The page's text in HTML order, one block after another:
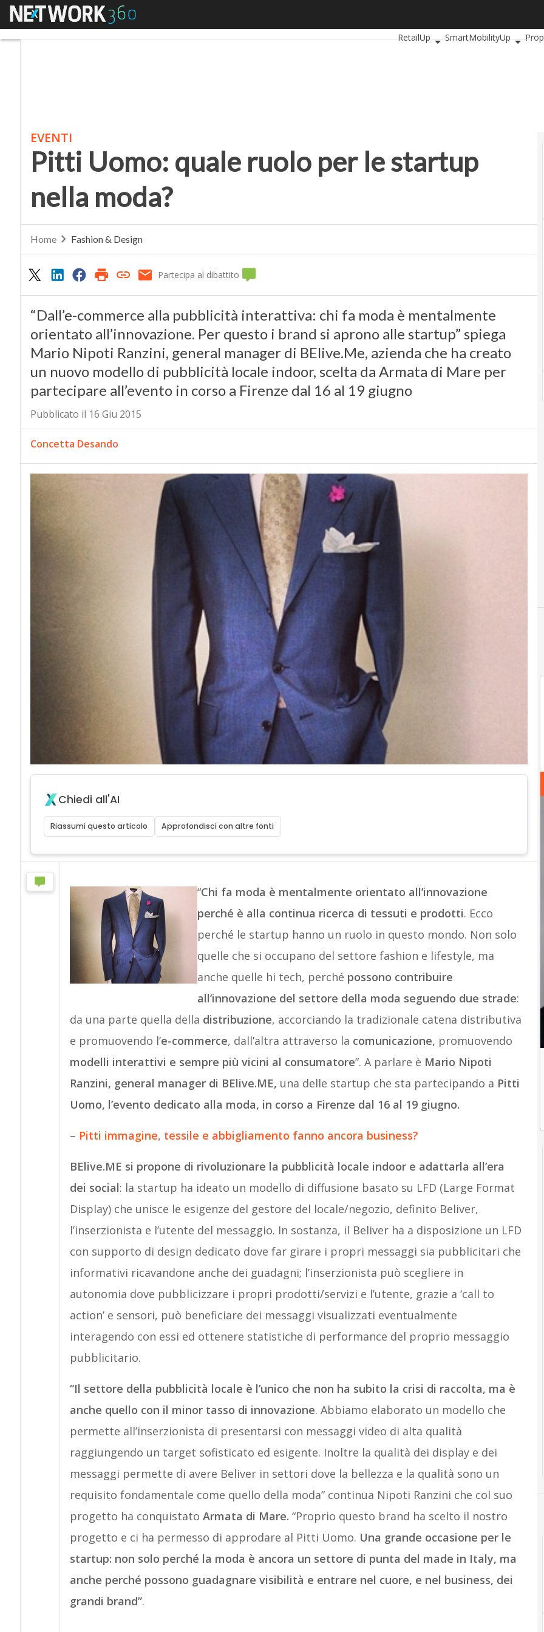
Menu
RetailUp
SmartMobilityUp
EVENTI
Pitti Uomo: quale ruolo per le startup
nella moda?
Home Fashion & Design
Partecipa al dibattito
“Dall’e-commerce alla pubblicità interattiva: chi fa moda è mentalmente
orientato all’innovazione. Per questo i brand si aprono alle startup” spiega
Mario Nipoti Ranzini, general manager di BElive.Me, azienda che ha creato
un nuovo modello di pubblicità locale indoor, scelta da Armata di Mare per
partecipare all’evento in corso a Firenze dal 16 al 19 giugno
Pubblicato il 16 Giu 2015
Concetta Desando
Chiedi all'AI
Riassumi questo articolo Approfondisci con altre fonti
“Chi fa moda è mentalmente orientato all’innovazione
perché è alla continua ricerca di tessuti e prodotti. Ecco
perché le startup hanno un ruolo in questo mondo. Non solo
quelle che si occupano del settore fashion e lifestyle, ma
anche quelle hi tech, perché possono contribuire
all’innovazione del settore della moda seguendo due strade:
da una parte quella della distribuzione, accorciando la tradizionale catena distributiva
e promuovendo l’e-commerce, dall’altra attraverso la comunicazione, promuovendo
modelli interattivi e sempre più vicini al consumatore”. A parlare è Mario Nipoti
Ranzini, general manager di BElive.ME, una delle startup che sta partecipando a Pitti
Uomo, l’evento dedicato alla moda, in corso a Firenze dal 16 al 19 giugno.
– Pitti immagine, tessile e abbigliamento fanno ancora business?
BElive.ME si propone di rivoluzionare la pubblicità locale indoor e adattarla all’era
dei social: la startup ha ideato un modello di diffusione basato su LFD (Large Format
Display) che unisce le esigenze del gestore del locale/negozio, definito Beliver,
l’inserzionista e l’utente del messaggio. In sostanza, il Beliver ha a disposizione un LFD
con supporto di design dedicato dove far girare i propri messaggi sia pubblicitari che
informativi ricavandone anche dei guadagni; l’inserzionista può scegliere in
autonomia dove pubblicizzare i propri prodotti/servizi e l’utente, grazie a ‘call to
action’ e sensori, può beneficiare dei messaggi visualizzati eventualmente
interagendo con essi ed ottenere statistiche di performance del proprio messaggio
pubblicitario.
“Il settore della pubblicità locale è l’unico che non ha subito la crisi di raccolta, ma è
anche quello con il minor tasso di innovazione. Abbiamo elaborato un modello che
permette all’inserzionista di presentarsi con messaggi video di alta qualità
raggiungendo un target sofisticato ed esigente. Inoltre la qualità dei display e dei
messaggi permette di avere Beliver in settori dove la bellezza e la qualità sono un
requisito fondamentale come quello della moda” continua Nipoti Ranzini che col suo
progetto ha conquistato Armata di Mare. “Proprio questo brand ha scelto il nostro
progetto e ci ha permesso di approdare al Pitti Uomo. Una grande occasione per le
startup: non solo perché la moda è ancora un settore di punta del made in Italy, ma
anche perché possono guadagnare visibilità e entrare nel cuore, e nel business, dei
grandi brand”.